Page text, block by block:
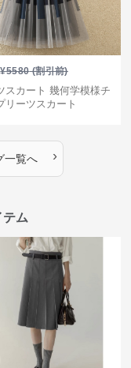
¥5580(割引前)
スカート 幾何学模様チ
リーツスカート
一覧へ ›
テム